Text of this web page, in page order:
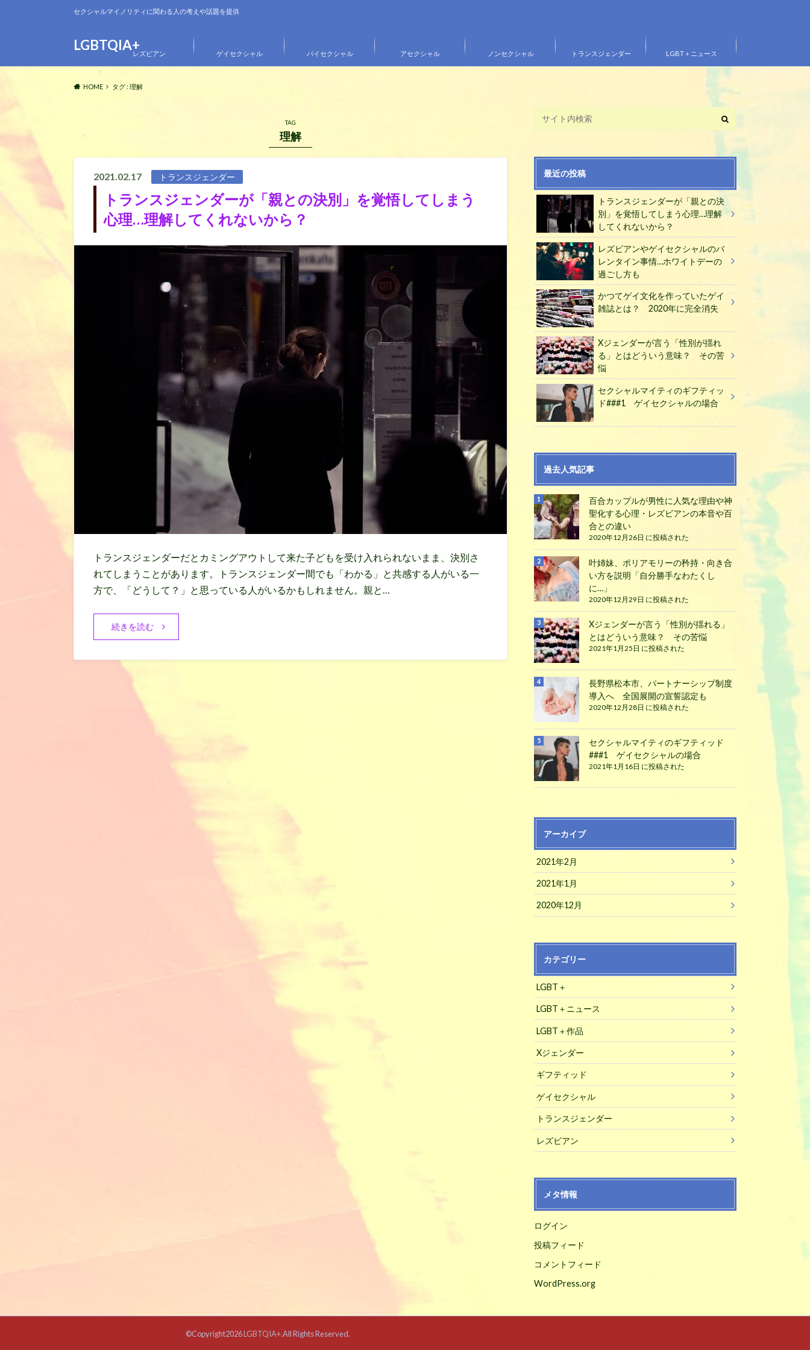
LGBTQIA+
セクシャルマイノリティに関わる人の考えや話題を提供
レズビアン ゲイセクシャル バイセクシャル アセクシャル ノンセクシャル トランスジェンダー LGBT＋ニュース
HOME タグ : 理解
TAG
理解
2021.02.17 トランスジェンダー
トランスジェンダーが「親との決別」を覚悟してしまう
心理…理解してくれないから？
トランスジェンダーだとカミングアウトして来た子どもを受け入れられないまま、決別さ
れてしまうことがあります。トランスジェンダー間でも「わかる」と共感する人がいる一
方で、「どうして？」と思っている人がいるかもしれません。親と…
続きを読む
最近の投稿
トランスジェンダーが「親との決
別」を覚悟してしまう心理…理解
してくれないから？
レズビアンやゲイセクシャルのバ
レンタイン事情…ホワイトデーの
過ごし方も
かつてゲイ文化を作っていたゲイ
雑誌とは？ 2020年に完全消失
Xジェンダーが言う「性別が揺れ
る」とはどういう意味？ その苦
悩
セクシャルマイティのギフティッ
ド###1 ゲイセクシャルの場合
過去人気記事
百合カップルが男性に人気な理由や神
聖化する心理・レズビアンの本音や百
合との違い
2020年12月26日 に投稿された
叶姉妹、ポリアモリーの矜持・向き合
い方を説明「自分勝手なわたくし
に…」
2020年12月29日 に投稿された
Xジェンダーが言う「性別が揺れる」
とはどういう意味？ その苦悩
2021年1月25日 に投稿された
長野県松本市、パートナーシップ制度
導入へ 全国展開の宣誓認定も
2020年12月28日 に投稿された
セクシャルマイティのギフティッド
###1 ゲイセクシャルの場合
2021年1月16日 に投稿された
アーカイブ
2021年2月
2021年1月
2020年12月
カテゴリー
LGBT＋
LGBT＋ニュース
LGBT＋作品
Xジェンダー
ギフティッド
ゲイセクシャル
トランスジェンダー
レズビアン
メタ情報
ログイン
投稿フィード
コメントフィード
WordPress.org
©Copyright2026LGBTQIA+.All Rights Reserved.